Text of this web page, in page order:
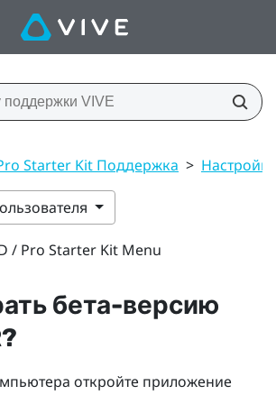
Starter Kit Поддержка >
/ Pro Starter Kit Menu
бета-версию
?
откройте приложение